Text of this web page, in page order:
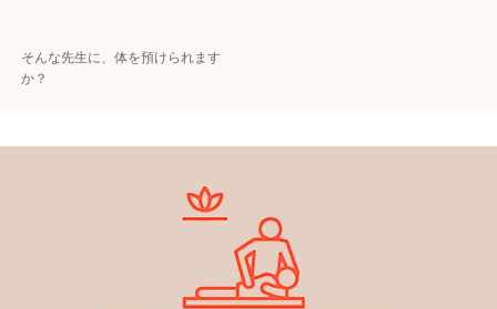
そんな先生に、体を預けられます
か？